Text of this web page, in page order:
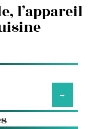
l’appareil